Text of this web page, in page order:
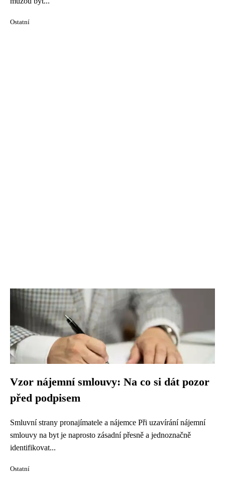
Ostatní
Vzor nájemní smlouvy: Na co si dát pozor
před podpisem
Smluvní strany pronajímatele a nájemce Při uzavírání nájemní
smlouvy na byt je naprosto zásadní přesně a jednoznačně
identifikovat...
Ostatní